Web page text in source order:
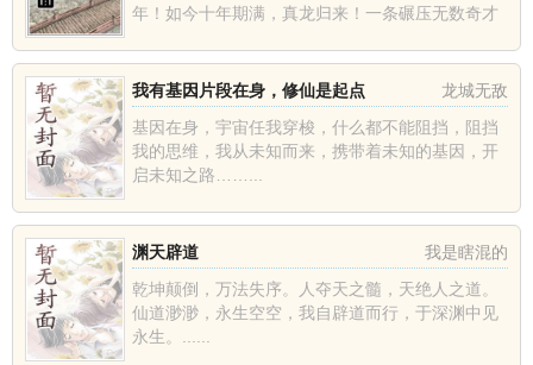
年！如今十年期满，真龙归来！一条碾压无数奇才
抖的无敌之路至此展开！“...
龙城无敌
我有基因片段在身，修仙是起点
基因在身，宇宙任我穿梭，什么都不能阻挡，阻挡
我的思维，我从未知而来，携带着未知的基因，开
启未知之路……...
我是瞎混的
渊天辟道
乾坤颠倒，万法失序。人夺天之髓，天绝人之道。
仙道渺渺，永生空空，我自辟道而行，于深渊中见
永生。......